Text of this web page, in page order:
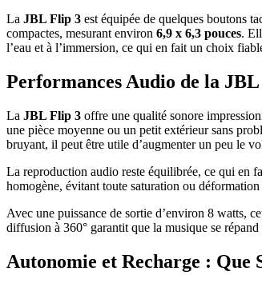
La JBL Flip 3 est équipée de quelques boutons
compactes, mesurant environ 6,9 x 6,3 pouces.
l’eau et à l’immersion, ce qui en fait un choix
Performances Audio de la
La JBL Flip 3 offre une qualité sonore
une pièce moyenne ou un petit extérieur sans
bruyant, il peut être utile d’augmenter un peu le
La reproduction audio reste équilibrée, ce qui en
homogène, évitant toute saturation ou
Avec une puissance de sortie d’environ 8 watts,
diffusion à 360° garantit que la musique se
Autonomie et Recharge :